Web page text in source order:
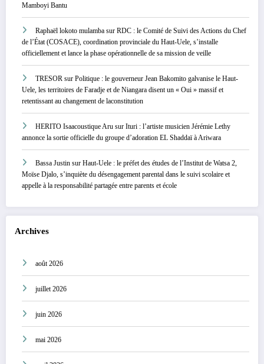
Mamboyi Bantu
Raphaël lokoto mulamba sur RDC : le Comité de Suivi des Actions du Chef
de l’État (COSACE), coordination provinciale du Haut-Uele, s’installe
officiellement et lance la phase opérationnelle de sa mission de veille
TRESOR sur Politique : le gouverneur Jean Bakomito galvanise le Haut-
Uele, les territoires de Faradje et de Niangara disent un « Oui » massif et
retentissant au changement de laconstitution
HERITO Isaacoustique Aru sur Ituri : l’artiste musicien Jérémie Lethy
annonce la sortie officielle du groupe d’adoration EL Shaddaï à Ariwara
Bassa Justin sur Haut-Uele : le préfet des études de l’Institut de Watsa 2,
Moïse Djalo, s’inquiète du désengagement parental dans le suivi scolaire et
appelle à la responsabilité partagée entre parents et école
Archives
août 2026
juillet 2026
juin 2026
mai 2026